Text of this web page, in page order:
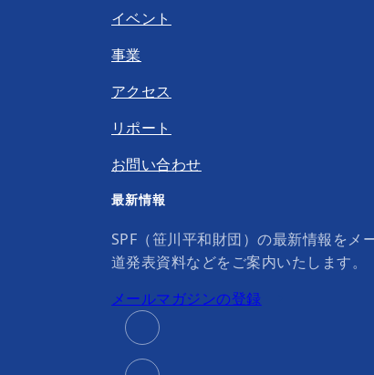
イベント
事業
アクセス
リポート
お問い合わせ
最新情報
SPF（笹川平和財団）の最新情報をメ
道発表資料などをご案内いたします。
メールマガジンの登録